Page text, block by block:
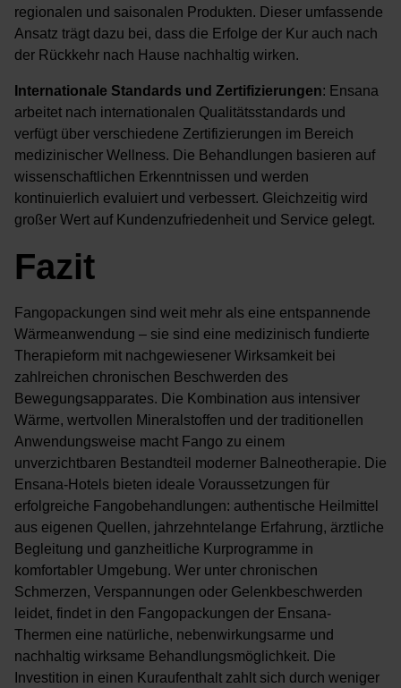
regionalen und saisonalen Produkten. Dieser umfassende
Ansatz trägt dazu bei, dass die Erfolge der Kur auch nach
der Rückkehr nach Hause nachhaltig wirken.
Internationale Standards und Zertifizierungen: Ensana
arbeitet nach internationalen Qualitätsstandards und
verfügt über verschiedene Zertifizierungen im Bereich
medizinischer Wellness. Die Behandlungen basieren auf
wissenschaftlichen Erkenntnissen und werden
kontinuierlich evaluiert und verbessert. Gleichzeitig wird
großer Wert auf Kundenzufriedenheit und Service gelegt.
Fazit
Fangopackungen sind weit mehr als eine entspannende
Wärmeanwendung – sie sind eine medizinisch fundierte
Therapieform mit nachgewiesener Wirksamkeit bei
zahlreichen chronischen Beschwerden des
Bewegungsapparates. Die Kombination aus intensiver
Wärme, wertvollen Mineralstoffen und der traditionellen
Anwendungsweise macht Fango zu einem
unverzichtbaren Bestandteil moderner Balneotherapie. Die
Ensana-Hotels bieten ideale Voraussetzungen für
erfolgreiche Fangobehandlungen: authentische Heilmittel
aus eigenen Quellen, jahrzehntelange Erfahrung, ärztliche
Begleitung und ganzheitliche Kurprogramme in
komfortabler Umgebung. Wer unter chronischen
Schmerzen, Verspannungen oder Gelenkbeschwerden
leidet, findet in den Fangopackungen der Ensana-
Thermen eine natürliche, nebenwirkungsarme und
nachhaltig wirksame Behandlungsmöglichkeit. Die
Investition in einen Kuraufenthalt zahlt sich durch weniger